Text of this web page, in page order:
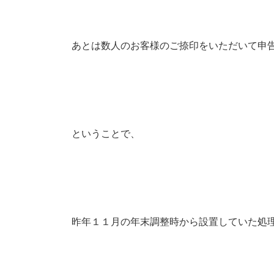
あとは数人のお客様のご捺印をいただいて申
ということで、
昨年１１月の年末調整時から設置していた処